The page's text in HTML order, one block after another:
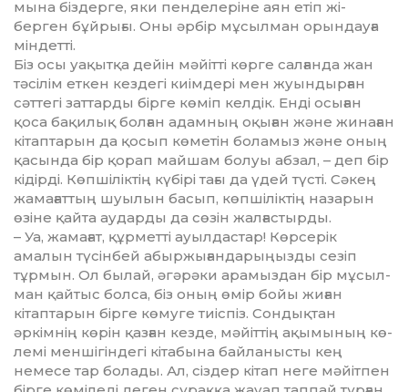
мына біз­дерге, яки пенделеріне аян етіп жі­
берген бұйрығы. Оны әрбір мұ­сыл­ман орындауға
міндетті.
Біз осы уақытқа дейін мәйітті көр­ге салғанда жан
тәсілім еткен кез­дегі киімдері мен жуындырған
сәт­тегі заттарды бірге көміп келдік. Ен­ді осыған
қоса бақилық болған адам­ның оқыған және жинаған
кі­тап­тарын да қосып көметін боламыз және оның
қасында бір қорап май­шам болуы абзал, – деп бір
кідірді. Көпшіліктің күбірі тағы да үдей түс­ті. Сәкең
жамағаттың шуылын ба­сып, көпшіліктің назарын
өзіне қай­та аударды да сөзін жалғастырды.
– Уа, жамағат, құрметті ауыл­дас­тар! Көрсерік
амалын түсінбей абыр­жығандарыңызды сезіп
тұрмын. Ол бы­лай, әгәрәки арамыздан бір мұ­сыл­
ман қайтыс болса, біз оның өмір бойы жиған
кітаптарын бірге көмуге тиіспіз. Сондықтан
әркімнің көрін қаз­ған кезде, мәйіттің ақымының кө­
лемі меншігіндегі кітабына бай­ланысты кең
немесе тар болады. Ал, сіздер кітап неге мәйітпен